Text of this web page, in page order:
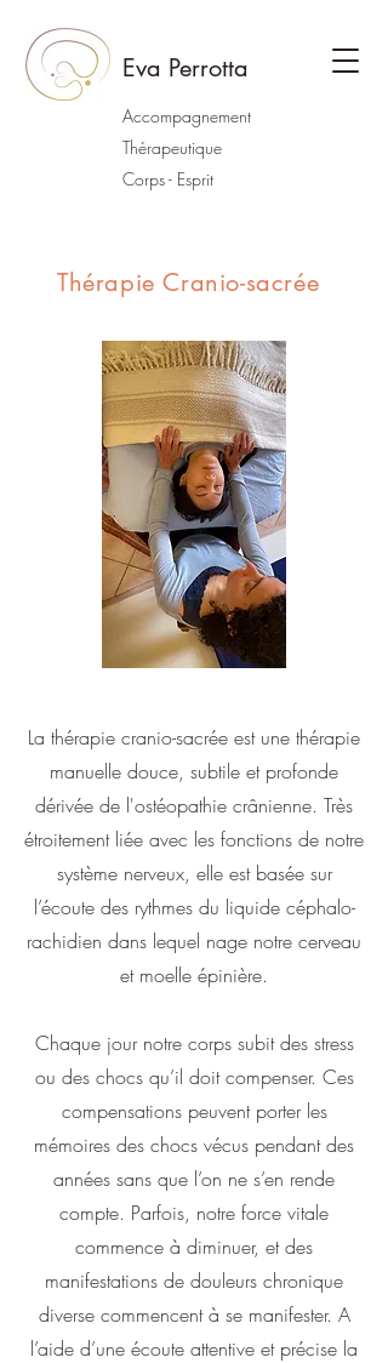
Eva Perrotta
Accompagnement
Thérapeutique
Corps - Esprit
Thérapie Cranio-sacrée
La thérapie cranio-sacrée est une thérapie
manuelle douce, subtile et profonde
dérivée de l'ostéopathie crânienne. Très
étroitement liée avec les fonctions de notre
système nerveux, elle est basée sur
l’écoute des rythmes du liquide céphalo-
rachidien dans lequel nage notre cerveau
et moelle épinière.
Chaque jour notre corps subit des stress
ou des chocs qu’il doit compenser. Ces
compensations peuvent porter les
mémoires des chocs vécus pendant des
années sans que l’on ne s’en rende
compte. Parfois, notre force vitale
commence à diminuer, et des
manifestations de douleurs chronique
diverse commencent à se manifester. A
l’aide d’une écoute attentive et précise la